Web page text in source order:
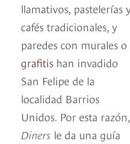
llamativos, pastelerías
cafés tradicionales, y
paredes con murales o
grafitis han invadido
San Felipe de la
localidad Barrios
Unidos. Por esta razón,
Diners le da una guía